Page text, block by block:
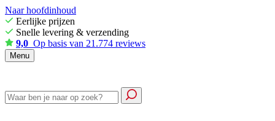
Naar hoofdinhoud
Eerlijke prijzen
Snelle levering & verzending
9,0 Op basis van 21.774 reviews
Menu